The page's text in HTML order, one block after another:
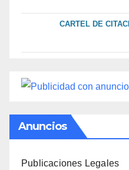
CARTEL DE
Anuncios
Publicaciones Legales